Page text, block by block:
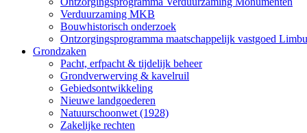
Verduurzaming MKB
Bouwhistorisch onderzoek
Ontzorgingsprogramma maatschappelijk vastgoed
Grondzaken
Pacht, erfpacht & tijdelijk beheer
Grondverwerving & kavelruil
Gebiedsontwikkeling
Nieuwe landgoederen
Natuurschoonwet (1928)
Zakelijke rechten